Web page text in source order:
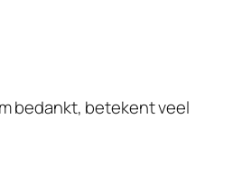
bedankt, betekent veel